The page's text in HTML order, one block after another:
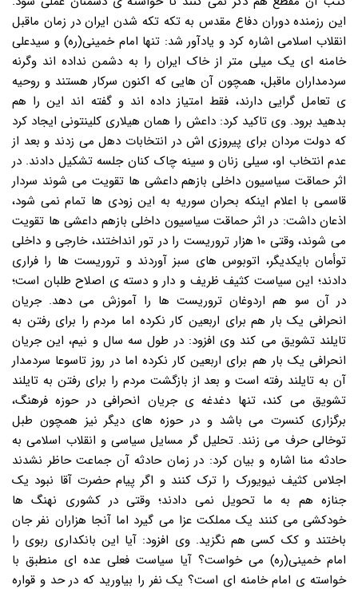
این رزمنده دوران دفاع مقدس به تکه تکه شدن ایران در زمان ماقبل
انقلاب اسلامی اشاره کرد و یادآور شد: تنها امام خمینی(ره) و سیدعلی
خامنه ای یک میلی متر از خاک ایران را به دشمن نداده اند وگرنه
سردمداران ماقبل، همچون آن هایی که اکنون سرکار هستند و روحیه
ی تعامل گرایی دارند، فقط امتیاز داده اند و گفته اند این را هم
بدهید برود. وی تاکید کرد: داعش را همان هیلاری کلینتونی ایجاد کرد
که دولت مردان برای پیروزی اش در انتخابات دهل می زدند و بعد از
عدم انتخاب او، سیلی زنان و سینه چاک کنان جلسه تشکیل دادند. در
اثر حماقت سیاسیون داخلی بازهم داعشی ها تقویت می شوند سردار
قاسمی با اعلام اینکه بحران سوریه به این زودی ها تمام نمی شود،
اذعان داشت: در اثر حماقت سیاسیون داخلی بازهم داعشی ها تقویت
می شوند، وقتی ۱۰ هزار تروریست را در تور انداختند، خارجی و داخلی
توأمان بایکدیگر، اتوبوس های سبز آوردند و تروریست ها را فراری
دادند؛ این سیاست کثیف ظریف و دار و دسته ی اصلاح طلبان است؛
در آن سو هم اردوغان تروریست ها را آموزش می دهد. جریان
انحرافی یک بار هم برای اربعین کار نکرده اما مردم را برای رفتن به
تایلند تشویق می کند وی افزود: در طول سه سال و نیم، این جریان
انحرافی یک بار هم برای اربعین کار نکرده اما در روز تاسوعا سردمدار
آن به تایلند رفته است و بعد از بازگشت مردم را برای رفتن به تایلند
تشویق می کند، تنها دغدغه ی جریان انحرافی در حوزه فرهنگ،
برگزاری کنسرت می باشد و در حوزه های دیگر نیز همچون طبل
توخالی حرف می زنند. تحلیل گر مسایل سیاسی و انقلاب اسلامی به
حادثه منا اشاره و بیان کرد: در زمان حادثه آن جماعت حاظر نشدند
اجلاس کثیف نیویورک را ترک کنند و اگر پیام حضرت آقا نبود یک
جنازه هم به ما تحویل نمی دادند؛ وقتی در کشوری نهنگ ها
خودکشی می کنند یک مملکت عزا می گیرد اما آنجا هزاران نفر جان
باختند و کک کسی هم نگزید. وی افزود: آیا این بانکداری ربوی را
امام خمینی(ره) می خواست؟ آیا سیاست فعلی عده ای منطبق با
خواسته ی امام خامنه ای است؟ یک نفر را بیاورید که در حد و قواره